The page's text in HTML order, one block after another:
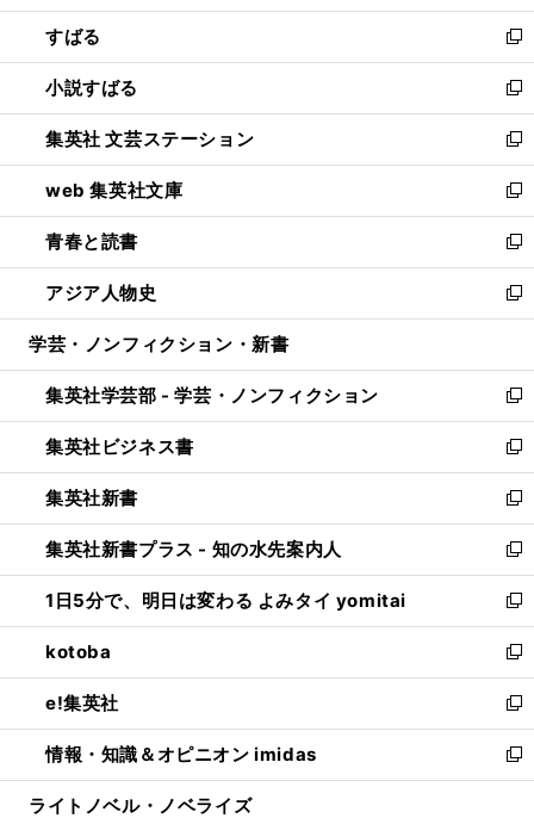
開
く
ウ
で
開
く
ン
ド
ウ
で
開
く
すばる
新
し
い
ウ
ィ
ン
ド
ウ
で
開
く
小説すばる
新
し
い
ウ
ィ
ン
ド
ウ
で
開
集英社 文芸ステーション
新
し
い
ウ
ィ
ン
ド
ウ
開
く
web 集英社文庫
新
し
い
ウ
ィ
ン
ウ
で
開
く
青春と読書
新
し
い
ウ
ン
ド
ウ
で
開
く
アジア人物史
新
し
ウ
ィ
ン
ド
ウ
で
開
く
学芸・ノンフィクション・新書
集英社学芸部 - 学芸・ノンフィクション
新
し
い
ウ
ィ
ン
ド
ウ
で
開
く
集英社ビジネス書
新
し
い
ウ
ィ
ン
ド
ウ
で
開
く
集英社新書
新
し
い
ウ
ィ
ン
ド
ウ
で
開
く
集英社新書プラス - 知の水先案内人
新
し
い
ウ
ィ
ン
ド
ウ
で
開
1日5分で、明日は変わる よみタイ yomitai
新
し
い
ウ
ィ
ン
ド
ウ
kotoba
新
し
い
ウ
ィ
ン
e!集英社
新
し
い
ウ
情報・知識＆オピニオン imidas
新
し
ライトノベル・ノベライズ